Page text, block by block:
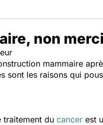
non
mammaire
sont les raisons qui
traitement du cancer est